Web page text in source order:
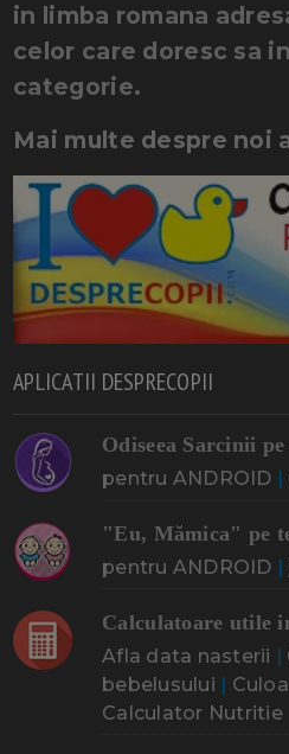
in limba romana
celor care doresc sa
categorie.
Mai multe despre noi
APLICATII DESPRECOPII
Odiseea Sarcinii
pentru ANDROID |
"Eu, Mămica" pe
pentru ANDROID |
Calculatoare utile
Afla data nasterii |
bebelusului |
Calculator Nutritie